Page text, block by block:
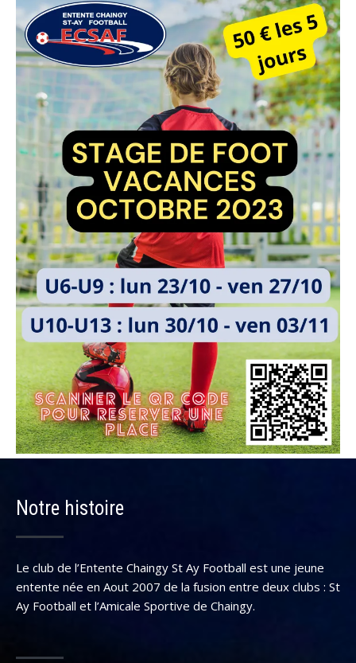
Notre histoire
Le club de l’Entente Chaingy St Ay Football est une jeune
entente née en Aout 2007 de la fusion entre deux clubs : St
Ay Football et l’Amicale Sportive de Chaingy.